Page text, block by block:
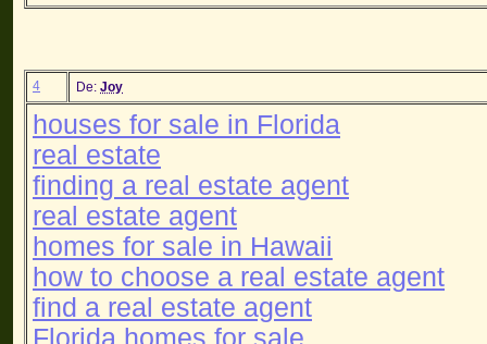
4 De: Joy
houses for sale in Florida
real estate
finding a real estate agent
real estate agent
homes for sale in Hawaii
how to choose a real estate agent
find a real estate agent
Florida homes for sale